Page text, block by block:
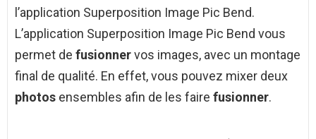
l’application Superposition Image Pic Bend.
L’application Superposition Image Pic Bend vous
permet de fusionnervos images, avec un montage
final de qualité. En effet, vous pouvez mixer deux
photos ensembles afin de les faire fusionner.